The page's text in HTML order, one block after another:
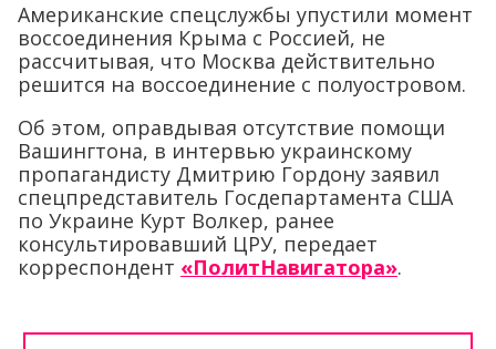
Американские спецслужбы упустили момент
воссоединения Крыма с Россией, не
рассчитывая, что Москва действительно
решится на воссоединение с полуостровом.
Об этом, оправдывая отсутствие помощи
Вашингтона, в интервью украинскому
пропагандисту Дмитрию Гордону заявил
спецпредставитель Госдепартамента США
по Украине Курт Волкер, ранее
консультировавший ЦРУ, передает
корреспондент «ПолитНавигатора».